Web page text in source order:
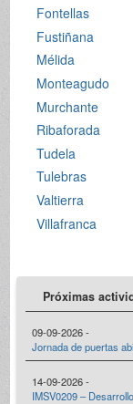
Fontellas
Fustiñana
Mélida
Monteagudo
Murchante
Ribaforada
Tudela
Tulebras
Valtierra
Villafranca
Próximas
09-09-2026 -
Jornada de puertas
14-09-2026 -
IMSV0209 –